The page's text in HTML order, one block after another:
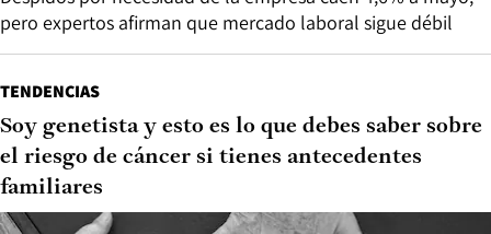
pero expertos afirman que mercado laboral sigue débil
TENDENCIAS
Soy genetista y esto es lo que debes saber sobre
el riesgo de cáncer si tienes antecedentes
familiares